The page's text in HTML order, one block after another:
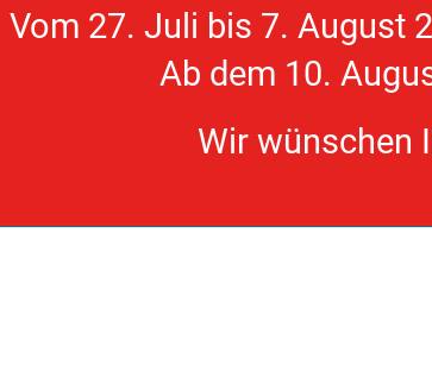
Vom 27. Juli bis 7. August
Ab dem 10.
Wir wünschen